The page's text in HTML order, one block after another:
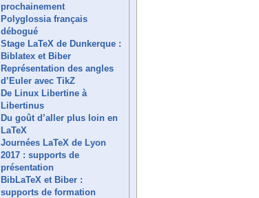
prochainement
Polyglossia français
débogué
Stage LaTeX de Dunkerque :
Biblatex et Biber
Représentation des angles
d’Euler avec TikZ
De Linux Libertine à
Libertinus
Du goût d’aller plus loin en
LaTeX
Journées LaTeX de Lyon
2017 : supports de
présentation
BibLaTeX et Biber :
supports de formation